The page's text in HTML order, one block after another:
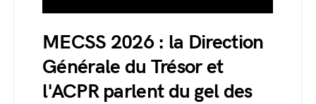
MECSS 2026 : la Direction
Générale du Trésor et
l'ACPR parlent du gel des